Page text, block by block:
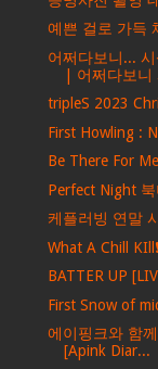
예쁜 걸로 가득
어쩌다보니...
| 어쩌다보니
tripleS 2023
First Howling :
Be There For
Perfect Night
케플러빙 연말
What A Chill
BATTER UP
First Snow of
에이핑크와 함
[Apink Diar...